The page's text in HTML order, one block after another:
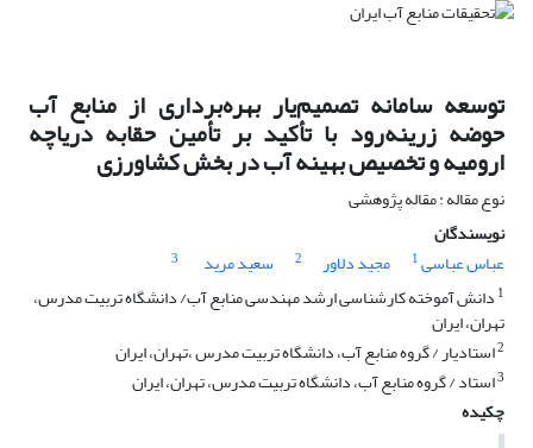
توسعه سامانه تصمیم‌یار بهره‌برداری از منابع آب
حوضه زرینه‌رود با تأکید بر تأمین حقابه دریاچه
ارومیه و تخصیص بهینه آب در بخش کشاورزی
نوع مقاله : مقاله پژوهشی
نویسندگان
عباس عباسی1 مجید دلاور 2 سعید مرید
3
1 دانش آموخته کارشناسی ارشد مهندسی منابع آب/ دانشگاه تربیت مدرس،
تهران، ایران
2استادیار / گروه منابع آب، دانشگاه تربیت مدرس ،تهران، ایران
3استاد / گروه منابع آب، دانشگاه تربیت مدرس، تهران، ایران
چکیده